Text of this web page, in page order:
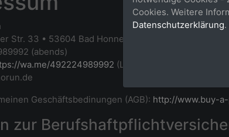
Str. 33 • 53604 Bad Honnef - Aegidienberg •
(abends)
wa.me/492224989992 (Link geht ggf. nur bei
Geschäftsbedinungen (AGB): http://www.buy-
zur
Cookies. Weitere
Datenschutzerklärung